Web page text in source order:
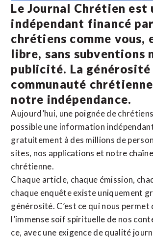
Le Journal Chrétien est
indépendant financé
chrétiens comme vous,
libre, sans subventions
publicité. La générosité
communauté chrétienne
notre indépendance.
Aujourd’hui, une poignée de
possible une information
gratuitement à des millions de
sites, nos applications et notre
chrétienne.
Chaque article, chaque émission,
chaque enquête existe uniquement
générosité. C’est ce qui nous permet
l’immense soif spirituelle de nos
ce, avec une exigence de qualité